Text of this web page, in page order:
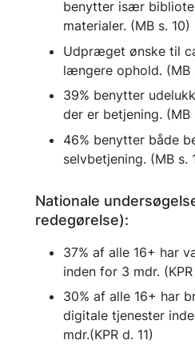
benytter især
materialer. (MB s. 10)
Udpræget ønske til
længere ophold. (MB
39% benytter
der er betjening. (MB
46% benytter både
selvbetjening. (MB s.
Nationale
redegørelse):
37% af alle 16+ har
inden for 3 mdr. (KPR
30% af alle 16+ har
digitale tjenester
mdr.(KPR d. 11)